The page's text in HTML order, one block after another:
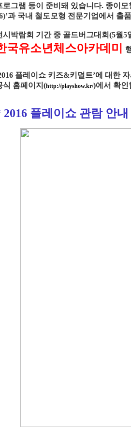
로그램 등이 준비돼 있습니다. 종이
과 국내 철도모형 전문기업에서 출
시박람회 기간 중 골드버그대회(5월5
국유소년체스아카데미
플레이쇼 키즈&키덜트’에 대한
식 홈페이지(http://playshow.kr/)에서 확인
2016 플레이쇼 관람 안